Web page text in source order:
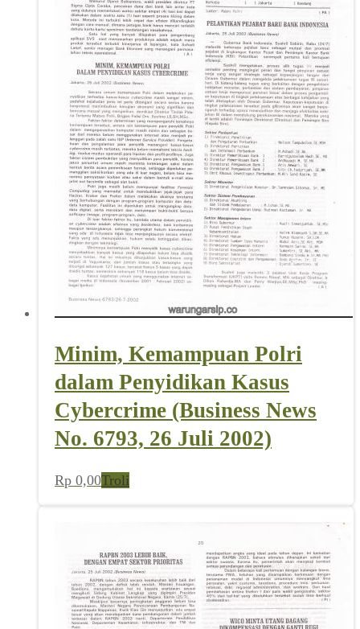
Minim, Kemampuan Polri
dalam Penyidikan Kasus
Cybercrime (Business News
No. 6793, 26 Juli 2002)
Rp 0,00Troli